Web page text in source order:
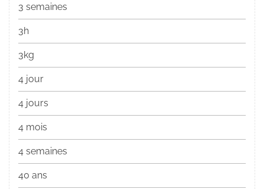
3 semaines
3h
3kg
4 jour
4 jours
4 mois
4 semaines
40 ans